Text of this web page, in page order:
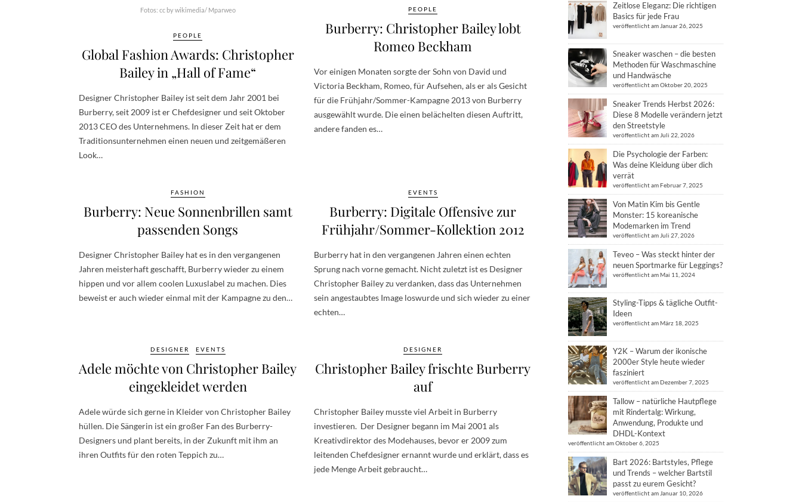
Fotos: cc by wikimedia/ Mparweo
PEOPLE
Global Fashion Awards: Christopher
Bailey in „Hall of Fame“
Designer Christopher Bailey ist seit dem Jahr 2001 bei
Burberry, seit 2009 ist er Chefdesigner und seit Oktober
2013 CEO des Unternehmens. In dieser Zeit hat er dem
Traditionsunternehmen einen neuen und zeitgemäßeren
Look…
PEOPLE
Burberry: Christopher Bailey lobt
Romeo Beckham
Vor einigen Monaten sorgte der Sohn von David und
Victoria Beckham, Romeo, für Aufsehen, als er als Gesicht
für die Frühjahr/Sommer-Kampagne 2013 von Burberry
ausgewählt wurde. Die einen belächelten diesen Auftritt,
andere fanden es…
FASHION
Burberry: Neue Sonnenbrillen samt
passenden Songs
Designer Christopher Bailey hat es in den vergangenen
Jahren meisterhaft geschafft, Burberry wieder zu einem
hippen und vor allem coolen Luxuslabel zu machen. Dies
beweist er auch wieder einmal mit der Kampagne zu den…
EVENTS
Burberry: Digitale Offensive zur
Frühjahr/Sommer-Kollektion 2012
Burberry hat in den vergangenen Jahren einen echten
Sprung nach vorne gemacht. Nicht zuletzt ist es Designer
Christopher Bailey zu verdanken, dass das Unternehmen
sein angestaubtes Image loswurde und sich wieder zu einer
echten…
DESIGNER EVENTS
Adele möchte von Christopher Bailey
eingekleidet werden
Adele würde sich gerne in Kleider von Christopher Bailey
hüllen. Die Sängerin ist ein großer Fan des Burberry-
Designers und plant bereits, in der Zukunft mit ihm an
ihren Outfits für den roten Teppich zu…
DESIGNER
Christopher Bailey frischte Burberry
auf
Christopher Bailey musste viel Arbeit in Burberry
investieren. Der Designer begann im Mai 2001 als
Kreativdirektor des Modehauses, bevor er 2009 zum
leitenden Chefdesigner ernannt wurde und erklärt, dass es
jede Menge Arbeit gebraucht…
Zeitlose Eleganz: Die richtigen
Basics für jede Frau
veröffentlicht am Januar 26, 2025
Sneaker waschen – die besten
Methoden für Waschmaschine
und Handwäsche
veröffentlicht am Oktober 20, 2025
Sneaker Trends Herbst 2026:
Diese 8 Modelle verändern jetzt
den Streetstyle
veröffentlicht am Juli 22, 2026
Die Psychologie der Farben:
Was deine Kleidung über dich
verrät
veröffentlicht am Februar 7, 2025
Von Matin Kim bis Gentle
Monster: 15 koreanische
Modemarken im Trend
veröffentlicht am Juli 27, 2026
Teveo – Was steckt hinter der
neuen Sportmarke für Leggings?
veröffentlicht am Mai 11, 2024
Styling-Tipps & tägliche Outfit-
Ideen
veröffentlicht am März 18, 2025
Y2K – Warum der ikonische
2000er Style heute wieder
fasziniert
veröffentlicht am Dezember 7, 2025
Tallow – natürliche Hautpflege
mit Rindertalg: Wirkung,
Anwendung, Produkte und
DHDL-Kontext
veröffentlicht am Oktober 6, 2025
Bart 2026: Bartstyles, Pflege
und Trends – welcher Bartstil
passt zu eurem Gesicht?
veröffentlicht am Januar 10, 2026